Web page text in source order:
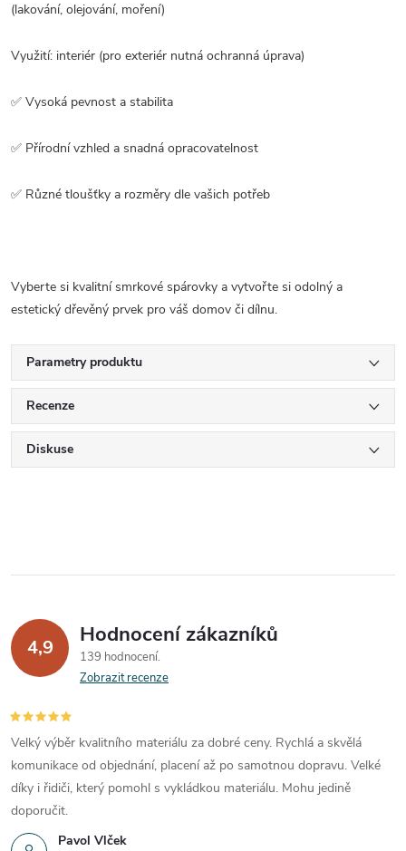
(lakování, olejování, moření)
Využití: interiér (pro exteriér nutná ochranná úprava)
✅ Vysoká pevnost a stabilita
✅ Přírodní vzhled a snadná opracovatelnost
✅ Různé tloušťky a rozměry dle vašich potřeb
Vyberte si kvalitní smrkové spárovky a vytvořte si odolný a
estetický dřevěný prvek pro váš domov či dílnu.
Parametry produktu
Recenze
Diskuse
4,9 Hodnocení zákazníků
139 hodnocení
Zobrazit recenze
Pavol Vlček
Velký výběr kvalitního materiálu za dobré ceny. Rychlá a skvělá
komunikace od objednání, placení až po samotnou dopravu. Velké
díky i řidiči, který pomohl s vykládkou materiálu. Mohu jedině
doporučit.